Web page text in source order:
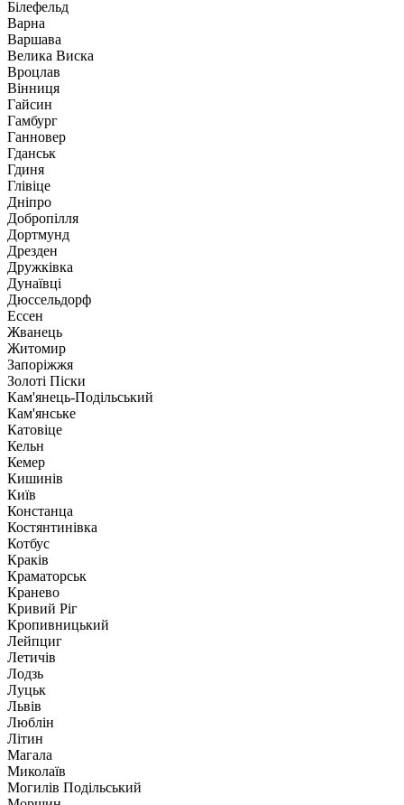
Білефельд
Варна
Варшава
Велика Виска
Вроцлав
Вінниця
Гайсин
Гамбург
Ганновер
Гданськ
Гдиня
Глівіце
Дніпро
Добропілля
Дортмунд
Дрезден
Дружківка
Дунаївці
Дюссельдорф
Ессен
Жванець
Житомир
Запоріжжя
Золоті Піски
Кам'янець-Подільський
Кам'янське
Катовіце
Кельн
Кемер
Кишинів
Київ
Констанца
Костянтинівка
Котбус
Краків
Краматорськ
Кранево
Кривий Ріг
Кропивницький
Лейпциг
Летичів
Лодзь
Луцьк
Львів
Люблін
Літин
Магала
Миколаїв
Могилів Подільський